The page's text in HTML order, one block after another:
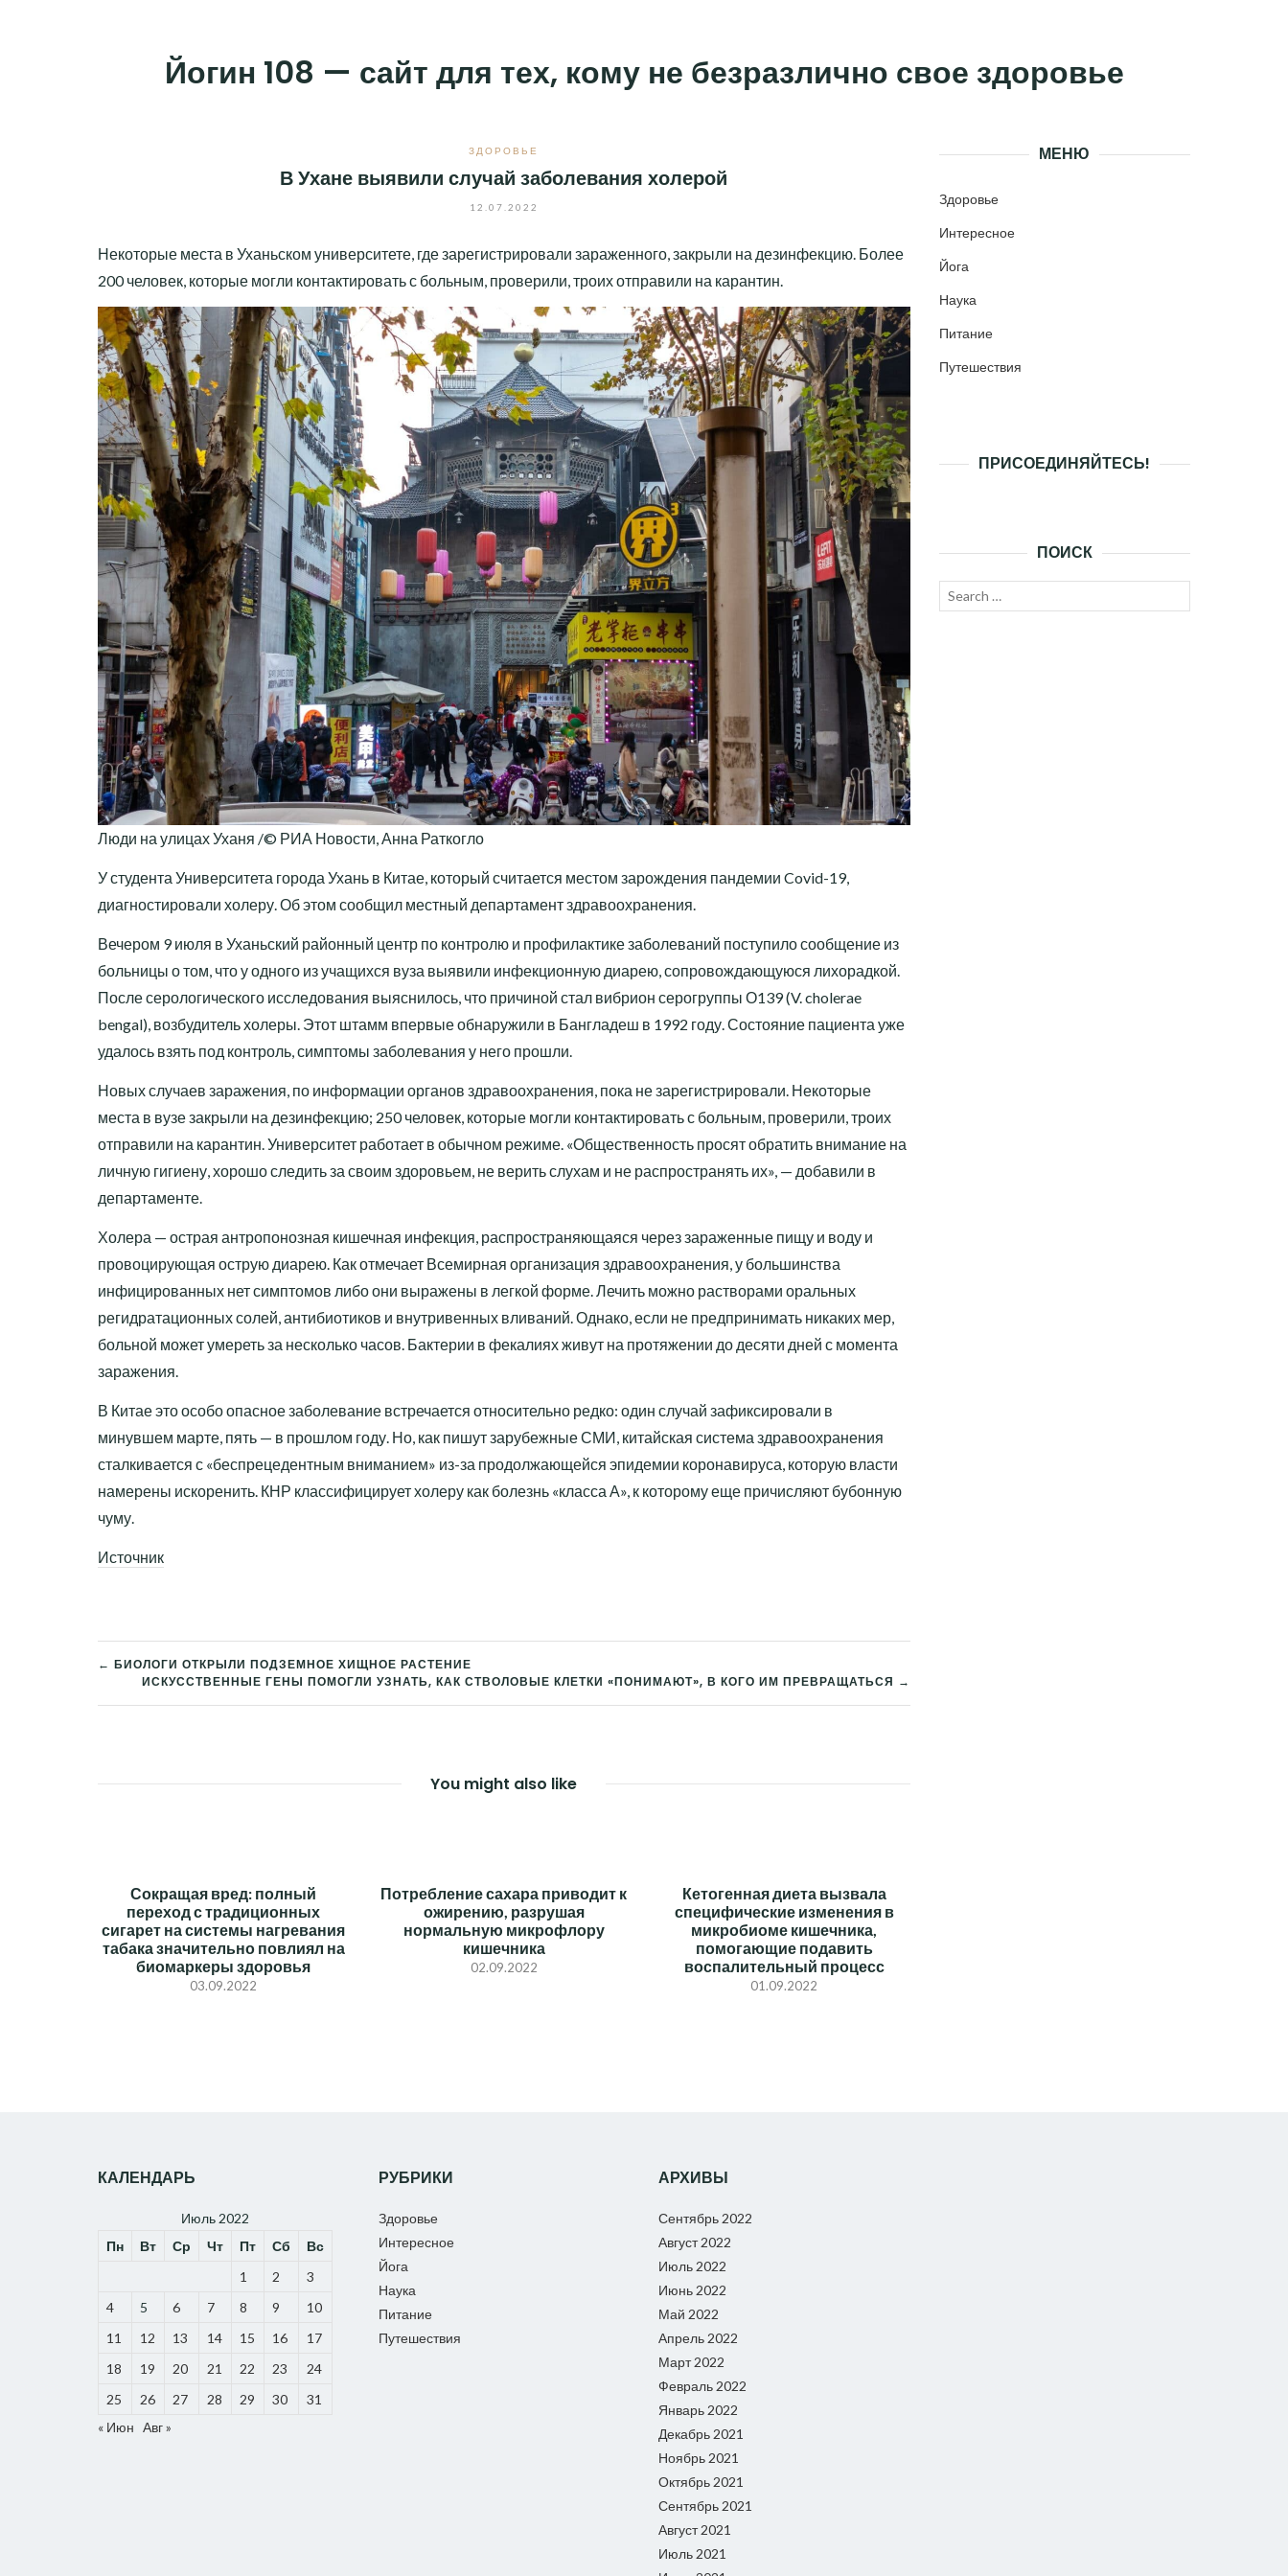
Йогин 108 — сайт для тех, кому не безразлично свое здоровье
ЗДОРОВЬЕ
В Ухане выявили случай заболевания холерой
12.07.2022
Некоторые места в Уханьском университете, где зарегистрировали зараженного, закрыли на дезинфекцию. Более
200 человек, которые могли контактировать с больным, проверили, троих отправили на карантин.
Люди на улицах Уханя /© РИА Новости, Анна Раткогло
У студента Университета города Ухань в Китае, который считается местом зарождения пандемии Covid-19,
диагностировали холеру. Об этом сообщил местный департамент здравоохранения.
Вечером 9 июля в Уханьский районный центр по контролю и профилактике заболеваний поступило сообщение из
больницы о том, что у одного из учащихся вуза выявили инфекционную диарею, сопровождающуюся лихорадкой.
После серологического исследования выяснилось, что причиной стал вибрион серогруппы О139 (V. cholerae
bengal), возбудитель холеры. Этот штамм впервые обнаружили в Бангладеш в 1992 году. Состояние пациента уже
удалось взять под контроль, симптомы заболевания у него прошли.
Новых случаев заражения, по информации органов здравоохранения, пока не зарегистрировали. Некоторые
места в вузе закрыли на дезинфекцию; 250 человек, которые могли контактировать с больным, проверили, троих
отправили на карантин. Университет работает в обычном режиме. «Общественность просят обратить внимание на
личную гигиену, хорошо следить за своим здоровьем, не верить слухам и не распространять их», — добавили в
департаменте.
Холера — острая антропонозная кишечная инфекция, распространяющаяся через зараженные пищу и воду и
провоцирующая острую диарею. Как отмечает Всемирная организация здравоохранения, у большинства
инфицированных нет симптомов либо они выражены в легкой форме. Лечить можно растворами оральных
регидратационных солей, антибиотиков и внутривенных вливаний. Однако, если не предпринимать никаких мер,
больной может умереть за несколько часов. Бактерии в фекалиях живут на протяжении до десяти дней с момента
заражения.
В Китае это особо опасное заболевание встречается относительно редко: один случай зафиксировали в
минувшем марте, пять — в прошлом году. Но, как пишут зарубежные СМИ, китайская система здравоохранения
сталкивается с «беспрецедентным вниманием» из-за продолжающейся эпидемии коронавируса, которую власти
намерены искоренить. КНР классифицирует холеру как болезнь «класса А», к которому еще причисляют бубонную
чуму.
Источник
НАВИГАЦИЯ
ЗАПИСЯМ
← БИОЛОГИ ОТКРЫЛИ ПОДЗЕМНОЕ ХИЩНОЕ РАСТЕНИЕ
ИСКУССТВЕННЫЕ ГЕНЫ ПОМОГЛИ УЗНАТЬ, КАК СТВОЛОВЫЕ КЛЕТКИ «ПОНИМАЮТ», В КОГО ИМ ПРЕВРАЩАТЬСЯ →
You might also like
Сокращая вред: полный
переход с традиционных
сигарет на системы нагревания
табака значительно повлиял на
биомаркеры здоровья
03.09.2022
Потребление сахара приводит к
ожирению, разрушая
нормальную микрофлору
кишечника
02.09.2022
Кетогенная диета вызвала
специфические изменения в
микробиоме кишечника,
помогающие подавить
воспалительный процесс
01.09.2022
МЕНЮ
Здоровье
Интересное
Йога
Наука
Питание
Путешествия
ПРИСОЕДИНЯЙТЕСЬ!
ПОИСК
Search
КАЛЕНДАРЬ
Июль 2022
Пн
Вт Ср Чт Пт Сб
Вс
1
2
3
4
5 6 7 8 9
10
11
12 13 14 15 16
17
18
19 20 21 22 23
24
25
26 27 28 29 30
31
« Июн Авг »
РУБРИКИ
Здоровье
Интересное
Йога
Наука
Питание
Путешествия
АРХИВЫ
Сентябрь 2022
Август 2022
Июль 2022
Июнь 2022
Май 2022
Апрель 2022
Март 2022
Февраль 2022
Январь 2022
Декабрь 2021
Ноябрь 2021
Октябрь 2021
Сентябрь 2021
Август 2021
Июль 2021